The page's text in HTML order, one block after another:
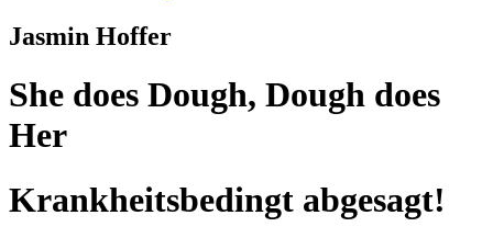
Jasmin Hoffer
She does Dough, Dough does
Her
Krankheitsbedingt abgesagt!